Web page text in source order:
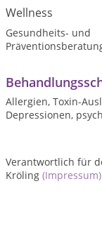
Wellness
Gesundheits- und
Allergien, Toxin-
Depressionen,
Verantwortlich für
Kröling (Impressum)